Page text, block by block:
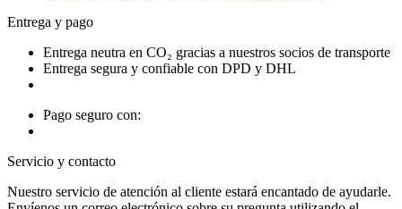
Entrega y pago
Entrega neutra en CO₂ gracias a nuestros socios de transporte
Entrega segura y confiable con DPD y DHL
Pago seguro con:
Servicio y contacto
Nuestro servicio de atención al cliente estará encantado de ayudarle.